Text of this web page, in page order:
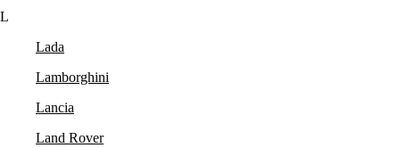
L
Lada
Lamborghini
Lancia
Land Rover